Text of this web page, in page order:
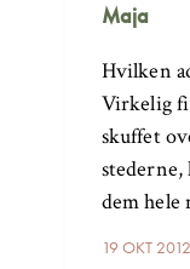
Maja
19 OKT
Hvilken
Virkelig
skuffet
dem hele